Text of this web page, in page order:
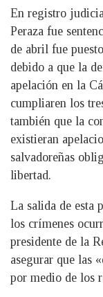
En registro
Peraza fue
de abril fue
debido a que la
apelación en la
cumpliaren los
también que la
existieran
salvadoreñas
libertad.
La salida de esta
los crímenes
presidente de la
asegurar que las
por medio de los